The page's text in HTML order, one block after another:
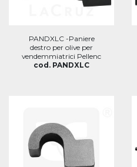
PANDXLC -Paniere
destro per olive per
vendemmiatrici Pellenc
cod. PANDXLC